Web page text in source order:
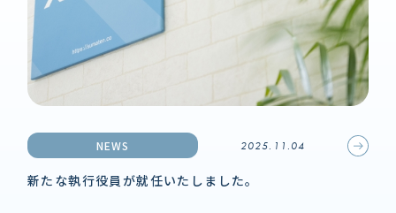
NEWS 2025.11.04
新たな執行役員が就任いたしました。